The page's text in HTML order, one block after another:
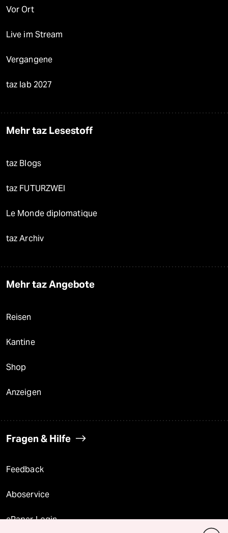
Vor Ort
Live im Stream
Vergangene
taz lab 2027
Mehr taz Lesestoff
taz Blogs
taz FUTURZWEI
Le Monde diplomatique
taz Archiv
Mehr taz Angebote
Reisen
Kantine
Shop
Anzeigen
Fragen & Hilfe
Feedback
Aboservice
ePaper Login